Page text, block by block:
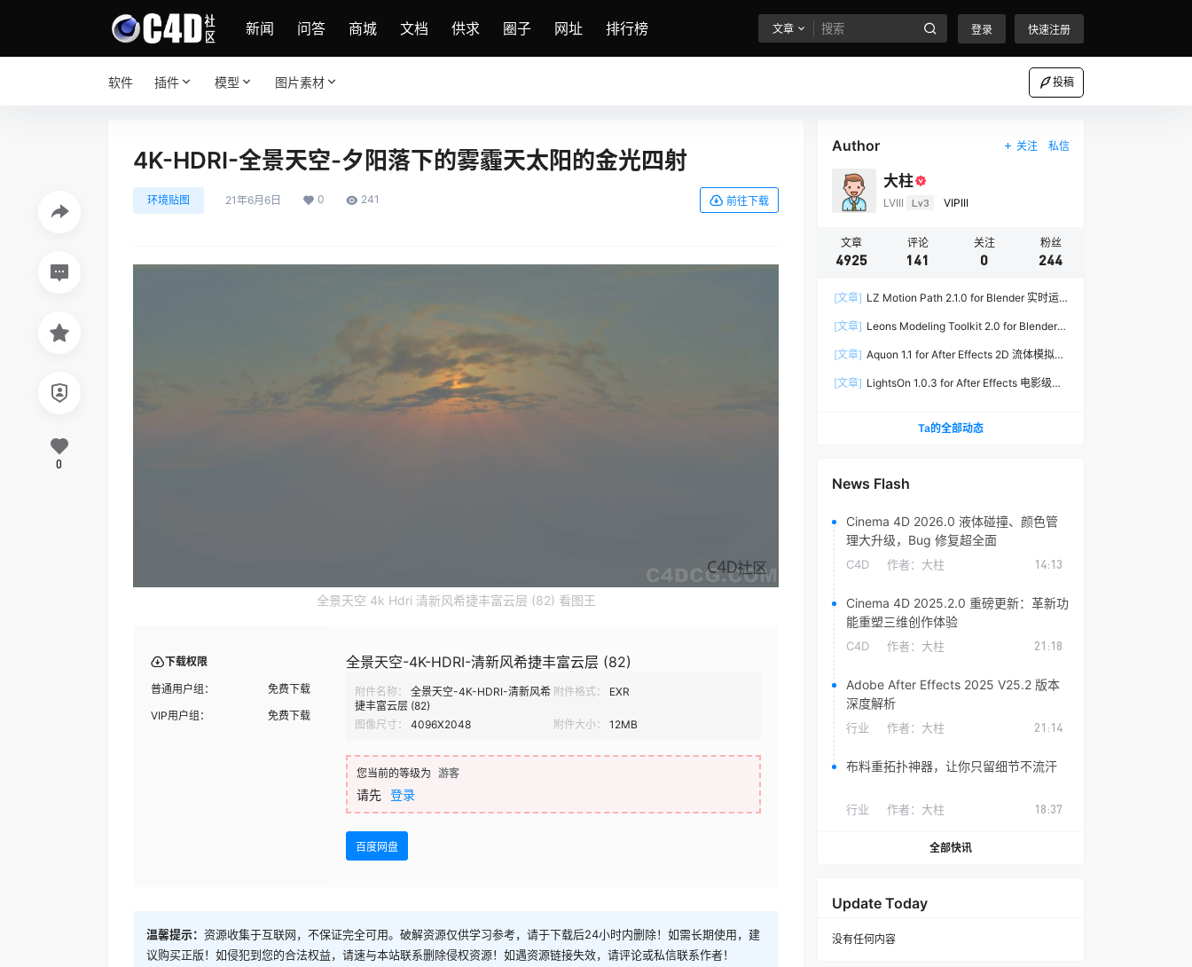
新闻 问答 商城 文档 供求 圈子 网址 排行榜 文章 登录 快速注册
软件 插件 模型 图片素材 投稿
4K-HDRI-全景天空-夕阳落下的雾霾天太阳的金光四射
环境贴图 21年6月6日 0 241 前往下载
全景天空 4k Hdri 清新风希捷丰富云层 (82) 看图王
下载权限
普通用户组：
免费下载
VIP用户组：
免费下载
全景天空-4K-HDRI-清新风希捷丰富云层 (82)
附件名称：
全景天空-4K-HDRI-清新风希
捷丰富云层 (82)
附件格式： EXR
图像尺寸： 4096X2048 附件大小： 12MB
您当前的等级为 游客
请先 登录
百度网盘
温馨提示： 资源收集于互联网，不保证完全可用。破解资源仅供学习参考，请于下载后24小时内删除！如需长期使用，建
议购买正版！如侵犯到您的合法权益，请速与本站联系删除侵权资源！如遇资源链接失效，请评论或私信联系作者！
0
Author 关注 私信
大柱
LVIII Lv3 VIPIII
文章
4925
评论
141
关注
0
粉丝
244
[文章] LZ Motion Path 2.1.0 for Blender 实时运
[文章] Leons Modeling Toolkit 2.0 for Blender
[文章] Aquon 1.1 for After Effects 2D 流体模拟插
[文章] LightsOn 1.0.3 for After Effects 电影级镜
Ta的全部动态
News Flash
Cinema 4D 2026.0 液体碰撞、颜色管
理大升级，Bug 修复超全面
C4D 作者： 大柱 14:13
Cinema 4D 2025.2.0 重磅更新：革新功
能重塑三维创作体验
C4D 作者： 大柱 21:18
Adobe After Effects 2025 V25.2 版本
深度解析
行业 作者： 大柱 21:14
布料重拓扑神器，让你只留细节不流汗
行业 作者： 大柱 18:37
全部快讯
Update Today
没有任何内容